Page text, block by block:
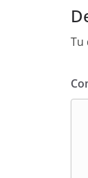
Tu